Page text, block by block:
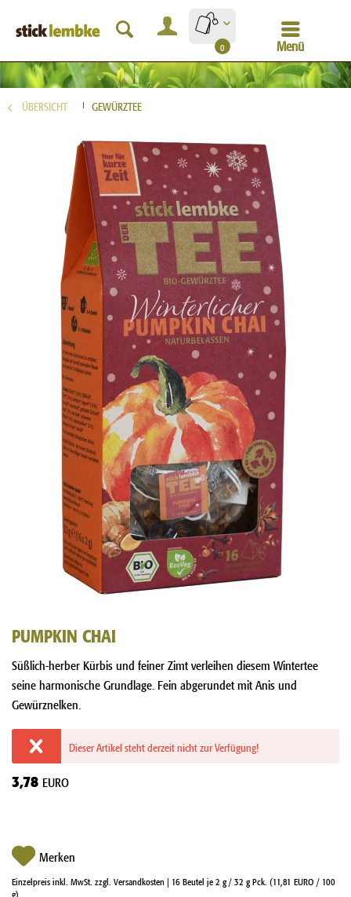
0 Menü
ÜBERSICHT GEWÜRZTEE
PUMPKIN CHAI
Süßlich-herber Kürbis und feiner Zimt verleihen diesem Wintertee
seine harmonische Grundlage. Fein abgerundet mit Anis und
Gewürznelken.
Dieser Artikel steht derzeit nicht zur Verfügung!
3,78 EURO
Merken
Einzelpreis inkl. MwSt. zzgl. Versandkosten | 16 Beutel je 2 g / 32 g Pck. (11,81 EURO / 100
g)